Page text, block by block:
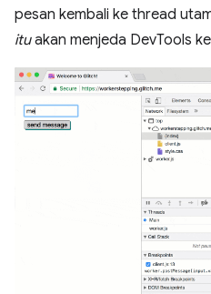
pesan kembali ke thread
ituakan menjeda DevTools